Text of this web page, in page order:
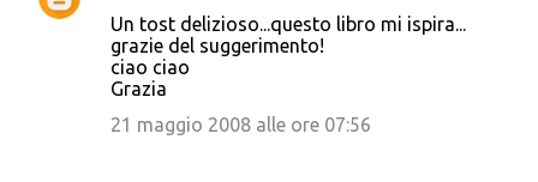
Un tost delizioso...questo libro mi ispira...
grazie del suggerimento!
ciao ciao
Grazia
21 maggio 2008 alle ore 07:56